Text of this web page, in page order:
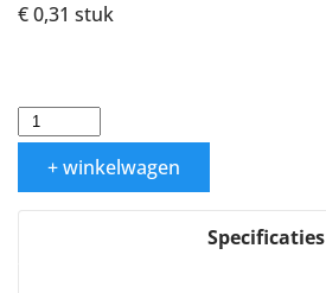
€ 0,31 stuk
+ winkelwagen
Specificaties